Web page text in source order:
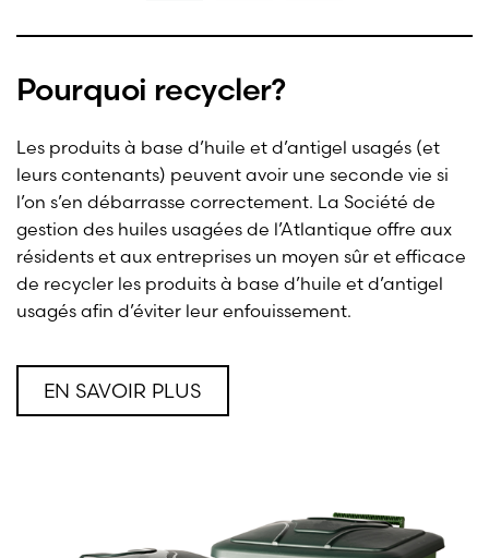
Pourquoi recycler?
Les produits à base d’huile et d’antigel usagés (et
leurs contenants) peuvent avoir une seconde vie si
l’on s’en débarrasse correctement. La Société de
gestion des huiles usagées de l’Atlantique offre aux
résidents et aux entreprises un moyen sûr et efficace
de recycler les produits à base d’huile et d’antigel
usagés afin d’éviter leur enfouissement.
EN SAVOIR PLUS